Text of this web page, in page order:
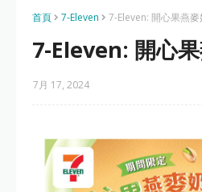
首頁 7-Eleven 7-Eleven: 開心果燕麥
7-Eleven: 開心
7月 17, 2024